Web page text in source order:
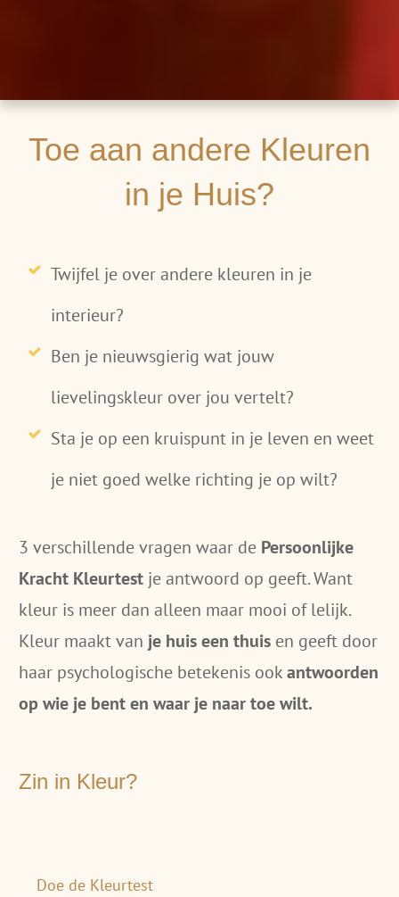
Toe aan andere Kleuren
in je Huis?
Twijfel je over andere kleuren in je
interieur?
Ben je nieuwsgierig wat jouw
lievelingskleur over jou vertelt?
Sta je op een kruispunt in je leven en weet
je niet goed welke richting je op wilt?
3 verschillende vragen waar de Persoonlijke
Kracht Kleurtest je antwoord op geeft. Want
kleur is meer dan alleen maar mooi of lelijk.
Kleur maakt van je huis een thuis en geeft door
haar psychologische betekenis ookantwoorden
op wie je bent en waar je naar toe wilt.
Zin in Kleur?
Doe de Kleurtest